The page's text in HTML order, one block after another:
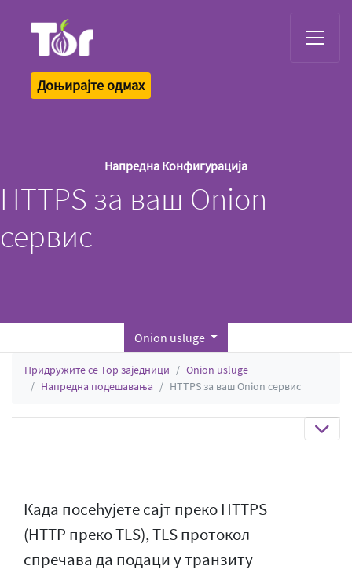
Доњирајте одмах
Напредна Конфигурација
HTTPS за ваш Onion
сервис
Onion usluge
Придружите се Тор заједници
Onion usluge
Напредна подешавања
HTTPS за ваш Onion сервис
Када посећујете сајт преко HTTPS
(HTTP преко TLS), TLS протокол
спречава да подаци у транзиту